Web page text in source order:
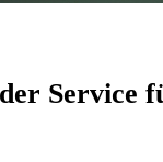
Service